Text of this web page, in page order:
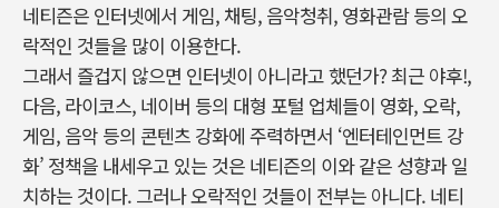
네티즌은 인터넷에서 게임, 채팅, 음악청취, 영화관람 등의 오
락적인 것들을 많이 이용한다.
그래서 즐겁지 않으면 인터넷이 아니라고 했던가? 최근 야후!,
다음, 라이코스, 네이버 등의 대형 포털 업체들이 영화, 오락,
게임, 음악 등의 콘텐츠 강화에 주력하면서 ‘엔터테인먼트 강
화’ 정책을 내세우고 있는 것은 네티즌의 이와 같은 성향과 일
치하는 것이다. 그러나 오락적인 것들이 전부는 아니다. 네티